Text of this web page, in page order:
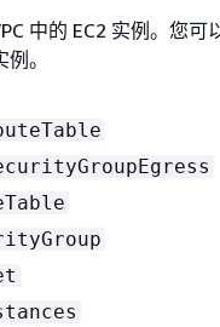
中的 EC2 实例。您
。